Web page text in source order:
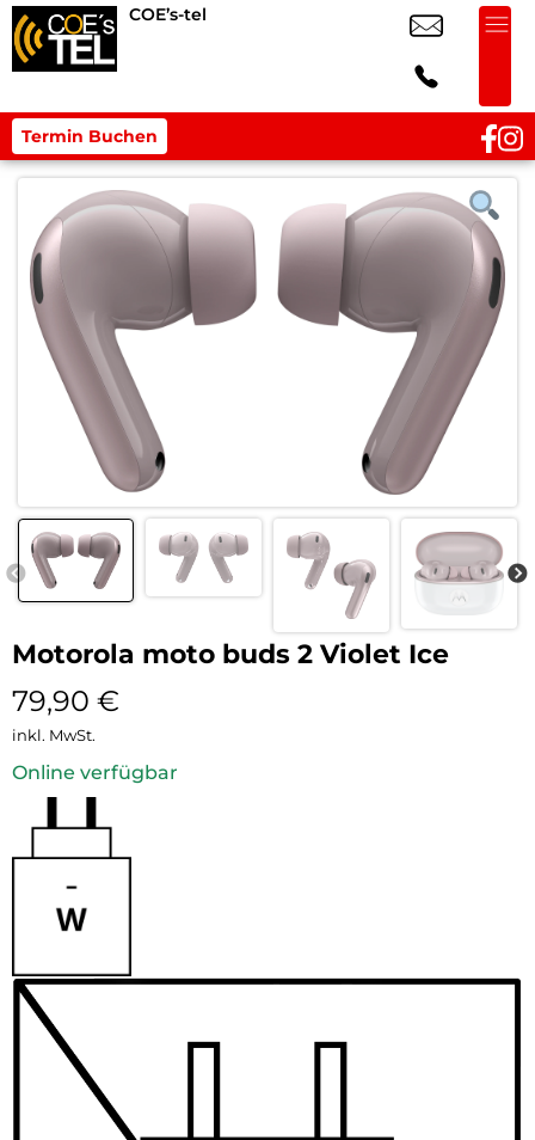
COE’s-tel
Termin Buchen
Motorola moto buds 2 Violet Ice
79,90 €
inkl. MwSt.
Online verfügbar